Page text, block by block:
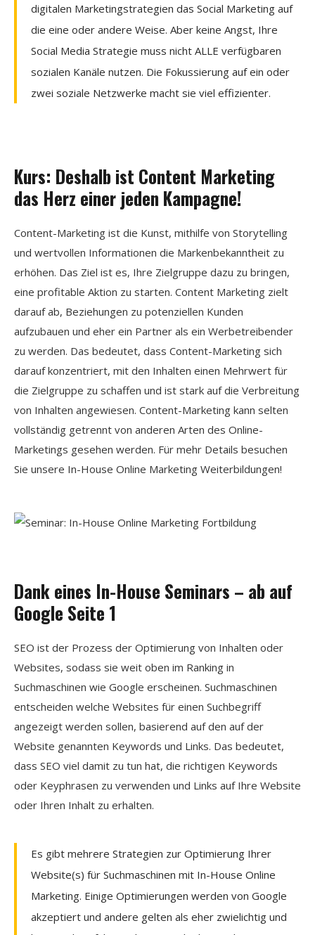
digitalen Marketingstrategien das Social Marketing auf
die eine oder andere Weise. Aber keine Angst, Ihre
Social Media Strategie muss nicht ALLE verfügbaren
sozialen Kanäle nutzen. Die Fokussierung auf ein oder
zwei soziale Netzwerke macht sie viel effizienter.
Kurs: Deshalb ist Content Marketing
das Herz einer jeden Kampagne!
Content-Marketing ist die Kunst, mithilfe von Storytelling
und wertvollen Informationen die Markenbekanntheit zu
erhöhen. Das Ziel ist es, Ihre Zielgruppe dazu zu bringen,
eine profitable Aktion zu starten. Content Marketing zielt
darauf ab, Beziehungen zu potenziellen Kunden
aufzubauen und eher ein Partner als ein Werbetreibender
zu werden. Das bedeutet, dass Content-Marketing sich
darauf konzentriert, mit den Inhalten einen Mehrwert für
die Zielgruppe zu schaffen und ist stark auf die Verbreitung
von Inhalten angewiesen. Content-Marketing kann selten
vollständig getrennt von anderen Arten des Online-
Marketings gesehen werden. Für mehr Details besuchen
Sie unsere In-House Online Marketing Weiterbildungen!
Dank eines In-House Seminars – ab auf
Google Seite 1
SEO ist der Prozess der Optimierung von Inhalten oder
Websites, sodass sie weit oben im Ranking in
Suchmaschinen wie Google erscheinen. Suchmaschinen
entscheiden welche Websites für einen Suchbegriff
angezeigt werden sollen, basierend auf den auf der
Website genannten Keywords und Links. Das bedeutet,
dass SEO viel damit zu tun hat, die richtigen Keywords
oder Keyphrasen zu verwenden und Links auf Ihre Website
oder Ihren Inhalt zu erhalten.
Es gibt mehrere Strategien zur Optimierung Ihrer
Website(s) für Suchmaschinen mit In-House Online
Marketing. Einige Optimierungen werden von Google
akzeptiert und andere gelten als eher zwielichtig und